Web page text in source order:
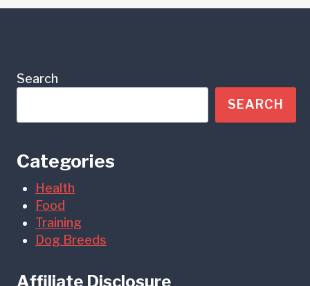
Search
SEARCH
Categories
Health
Food
Training
Dog Breeds
Affiliate Disclosure